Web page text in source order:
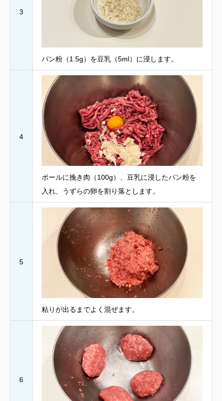
3
パン粉（1.5g）を豆乳（5ml）に浸します。
4
ボールに挽き肉（100g）、豆乳に浸したパン粉を
入れ、うずらの卵を割り落とします。
5
粘りが出るまでよく混ぜます。
6